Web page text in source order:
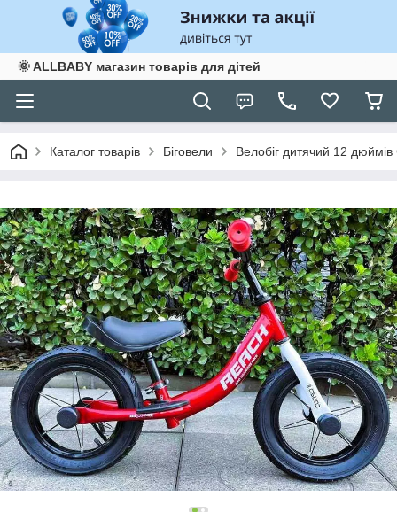
🌞 ALLBABY магазин товарів для дітей
Каталог товарів Біговели Велобіг дитячий 12